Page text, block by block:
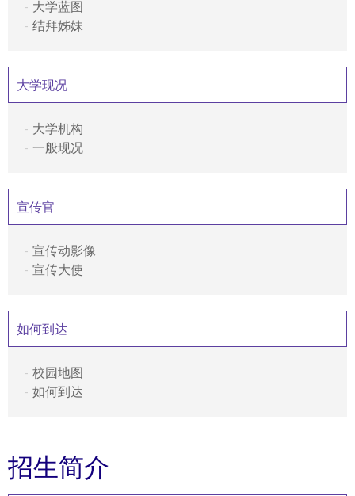
大学蓝图
结拜姊妹
大学现况
大学机构
一般现况
宣传官
宣传动影像
宣传大使
如何到达
校园地图
如何到达
招生简介